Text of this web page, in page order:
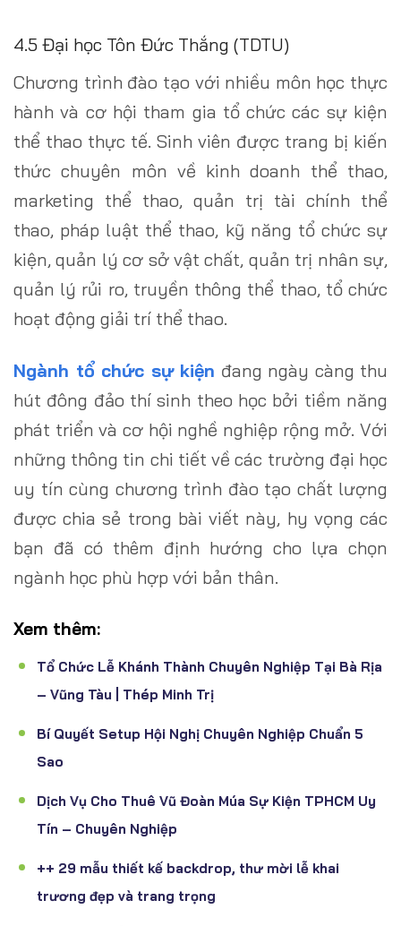
4.5 Đại học Tôn Đức Thắng (TDTU)
Chương trình đào tạo với nhiều môn học thực
hành và cơ hội tham gia tổ chức các sự kiện
thể thao thực tế. Sinh viên được trang bị kiến
thức chuyên môn về kinh doanh thể thao,
marketing thể thao, quản trị tài chính thể
thao, pháp luật thể thao, kỹ năng tổ chức sự
kiện, quản lý cơ sở vật chất, quản trị nhân sự,
quản lý rủi ro, truyền thông thể thao, tổ chức
hoạt động giải trí thể thao.
Ngành tổ chức sự kiện đang ngày càng thu
hút đông đảo thí sinh theo học bởi tiềm năng
phát triển và cơ hội nghề nghiệp rộng mở. Với
những thông tin chi tiết về các trường đại học
uy tín cùng chương trình đào tạo chất lượng
được chia sẻ trong bài viết này, hy vọng các
bạn đã có thêm định hướng cho lựa chọn
ngành học phù hợp với bản thân.
Xem thêm:
Tổ Chức Lễ Khánh Thành Chuyên Nghiệp Tại Bà Rịa
– Vũng Tàu | Thép Minh Trị
Bí Quyết Setup Hội Nghị Chuyên Nghiệp Chuẩn 5
Sao
Dịch Vụ Cho Thuê Vũ Đoàn Múa Sự Kiện TPHCM Uy
Tín – Chuyên Nghiệp
++ 29 mẫu thiết kế backdrop, thư mời lễ khai
trương đẹp và trang trọng